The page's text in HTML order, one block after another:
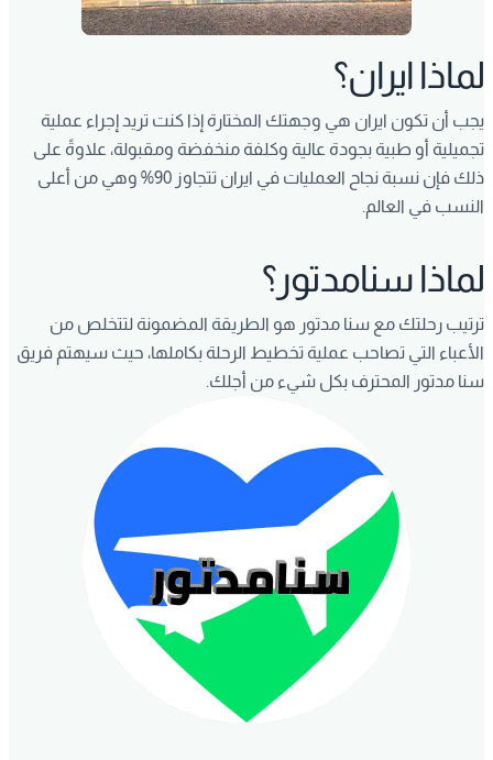
لماذا ايران؟
يجب أن تكون ايران هي وجهتك المختارة إذا كنت تريد إجراء عملية
تجميلية أو طبية بجودة عالية وكلفة منخفضة ومقبولة، علاوةً على
ذلك فإن نسبة نجاح العمليات في ايران تتجاوز 90% وهي من أعلى
النسب في العالم.
لماذا سنامدتور؟
ترتيب رحلتك مع سنا مدتور هو الطريقة المضمونة لتتخلص من
الأعباء التي تصاحب عملية تخطيط الرحلة بكاملها، حيث سيهتم فريق
سنا مدتور المحترف بكل شيء من أجلك.